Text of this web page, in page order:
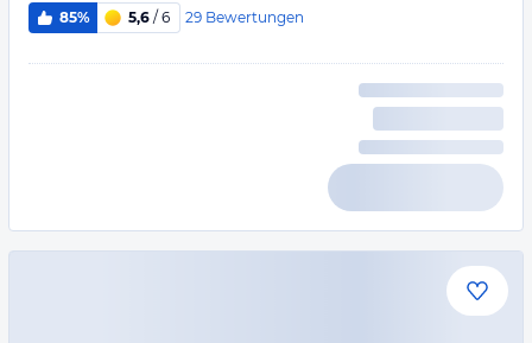
85% 5,6 / 6 29 Bewertungen